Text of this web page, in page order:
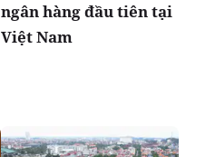
ngân hàng đầu tiên tại
Việt Nam